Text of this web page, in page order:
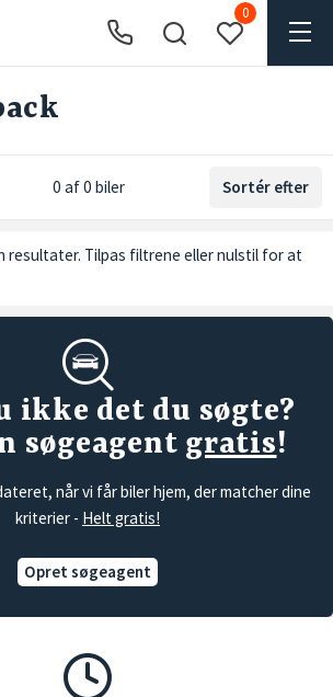
0
0 af 0 biler Sortér efter
resultater. Tilpas filtrene ellernulstil for at
ikke det du søgte?
søgeagent gratis!
når vi får biler hjem, der matcher dine
kriterier - Helt gratis!
Opret søgeagent